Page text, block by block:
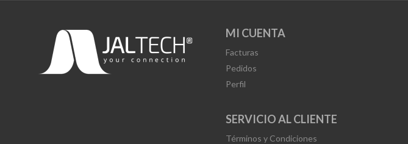
MI CUENTA
Facturas
Pedidos
Perfil
SERVICIO AL CLIENTE
Términos y Condiciones